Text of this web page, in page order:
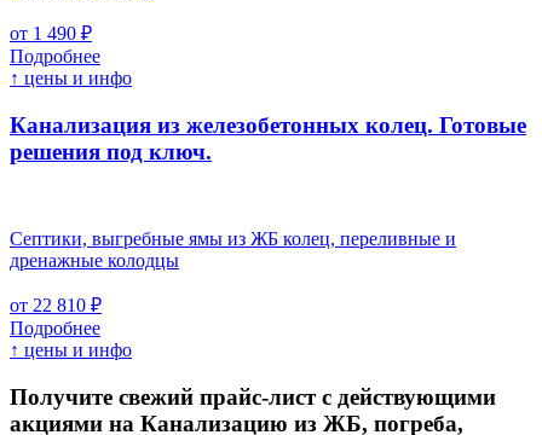
от 1 490 ₽
Подробнее
↑ цены и инфо
Канализация из железобетонных колец. Готовые
решения под ключ.
Септики, выгребные ямы из ЖБ колец, переливные и
дренажные колодцы
от 22 810 ₽
Подробнее
↑ цены и инфо
Получите свежий прайс-лист с действующими
акциями на Канализацию из ЖБ, погреба,